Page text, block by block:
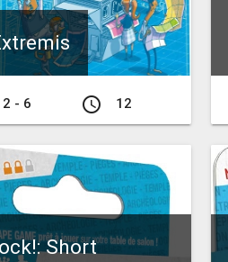
2 - 6 access_time 12
Short